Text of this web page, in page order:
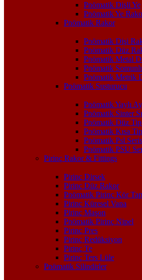
Pnömatik Dişli Ye
Pnömatik Ye
Pnömatik Rakor
Pnömatik Dişi
Pnömatik Düz
Pnömatik Metal
Pnömatik
Pnömatik Metrik
Pnömatik Susturucu
Pnömatik Yaylı
Pnömatik Sinter
Pnömatik Düz
Pnömatik Kısa
Pnömatik Psl
Pnömatik PSU
Pirinç Rakor & Fittings
Pirinç Dirsek
Pirinç Düz Rakor
Pnömatik Pirinç Kör
Pirinç Küresel Vana
Pirinç Maşon
Pnömatik Pirinç Nipel
Pirinç Pres
Pirinç Redüksiyon
Pirinç Te
Pirinç Ters Lüle
Pnömatik Silindirler